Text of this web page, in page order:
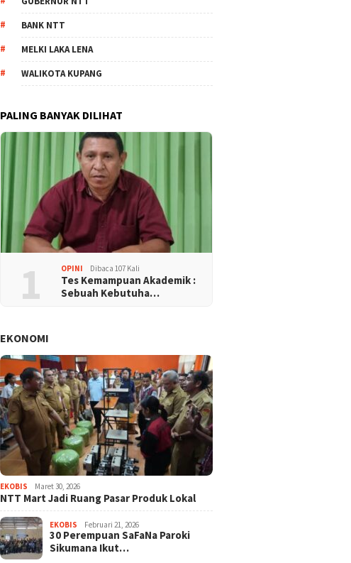
BANK NTT
MELKI LAKA LENA
WALIKOTA KUPANG
PALING BANYAK DILIHAT
1 OPINI Dibaca 107 Kali
Tes Kemampuan Akademik :
Sebuah Kebutuha…
EKONOMI
EKOBIS Maret 30, 2026
NTT Mart Jadi Ruang Pasar Produk Lokal
EKOBIS Februari 21, 2026
30 Perempuan SaFaNa Paroki
Sikumana Ikut…